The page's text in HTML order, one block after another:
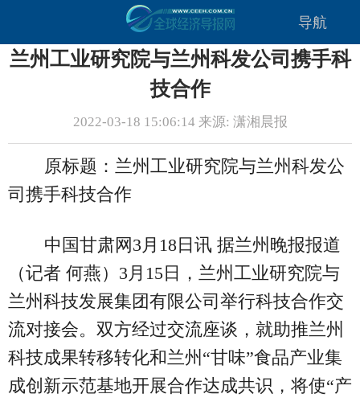
导航
兰州工业研究院与兰州科发公司携手科
技合作
2022-03-18 15:06:14 来源: 潇湘晨报
原标题：兰州工业研究院与兰州科发公
司携手科技合作
中国甘肃网3月18日讯 据兰州晚报报道
（记者 何燕）3月15日，兰州工业研究院与
兰州科技发展集团有限公司举行科技合作交
流对接会。双方经过交流座谈，就助推兰州
科技成果转移转化和兰州“甘味”食品产业集
成创新示范基地开展合作达成共识，将使“产